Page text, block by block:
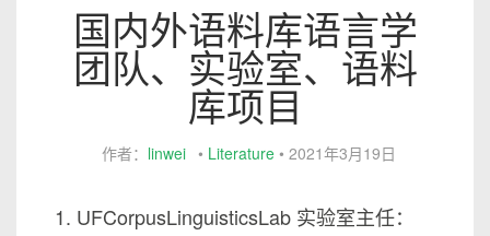
国内外语料库语言学
团队、实验室、语料
库项目
作者： linwei • Literature • 2021年3月19日
1. UFCorpusLinguisticsLab 实验室主任：